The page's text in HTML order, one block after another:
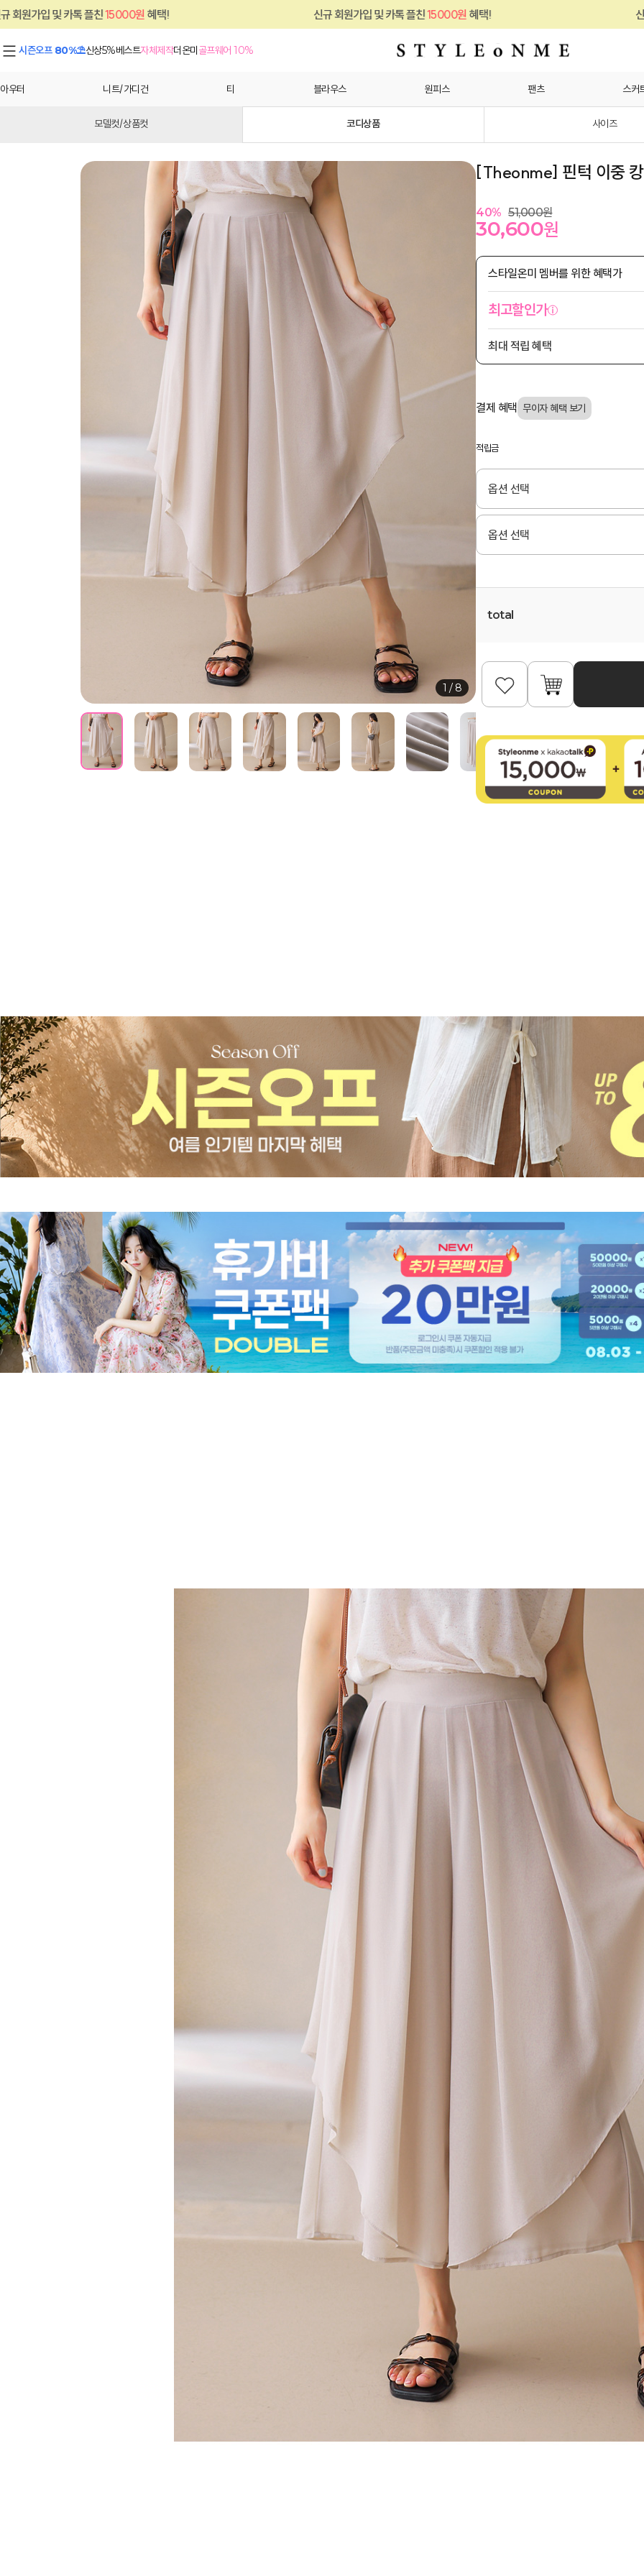
친15000원혜택! 신규 회원가입 및 카톡 플친15000원혜택! 신규 회원가입 및 카톡
시즌오프 80%⛱신상5%베스트자체제작더온미골프웨어 10%
아우터 니트/가디건 티 블라우스 원피스 팬츠 스커
모델컷/상품컷 코디상품 사이즈
1 / 8
[Theonme] 핀턱 이중
40% 51,000원
30,600원
스타일온미 멤버를 위한 혜택가
최고할인가
최대 적립 혜택
결제 혜택
적립금
total